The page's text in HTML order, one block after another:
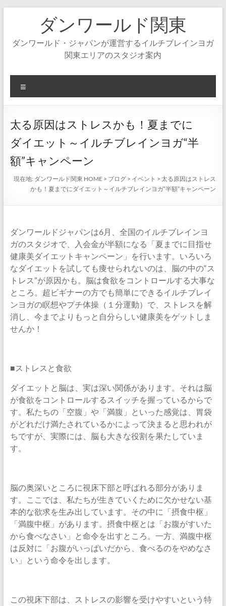
ダンワールド関東
ダンワールド・ジャパンが運営するイルチブレインヨガ
関東エリアのスタジオ案内
ニ
ー
太る原因はストレスかも！夏までに
ダイエット～イルチブレインヨガ“半
額”キャンペーン
現在地: ダンワールド関東 HOME > ブログ > イベント > 太る原因はストレス
かも！夏までにダイエット～イルチブレインヨガ“半額”キャンペーン
ダンワールドジャパンは6月、全国のイルチブレインヨ
ガのスタジオで、入会金が半額になる「夏までに目指せ
健康美ダイエットキャンペーン」を行います。いろいろ
なダイエットを試しても痩せられないのは、脳の中の“ス
トレス”が原因かも。脳は食欲をコントロールする大事な
ところ。超ビギナーの方でも簡単にできるイルチブレイ
ンヨガの瞑想やプチ体操（１分運動）で、ストレスを解
消し、今までよりもっと自分らしい健康美をゲットしま
せんか！
■ストレスと食欲
ダイエットと脳は、実は深い関係があります。それは脳
が食欲をコントロールするスイッチを握っているからで
す。私たちの「空腹」や「満腹」といった感覚は、胃袋
がどれだけ満たされているかによって決まると思われが
ちですが、実際には、脳も大きな役割を果たしていま
す。
脳の奥深いところに視床下部と呼ばれる部分がありま
す。ここでは、私たちが生きていくために欠かせない基
本的な欲求を生み出しています。その中に「摂食中枢」
「満腹中枢」があります。摂食中枢とは「お腹がすいた
から食べなさい」と命令を出すところ。一方、満腹中枢
は反対に「お腹がいっぱいだから、食べるのをやめなさ
い」という命令を出します。
この視床下部は、ストレスの影響を受けやすいという特